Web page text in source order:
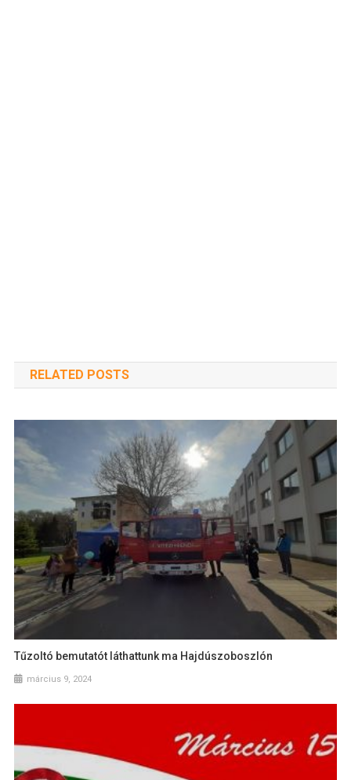
RELATED POSTS
Tűzoltó bemutatót láthattunk ma Hajdúszoboszlón
március 9, 2024